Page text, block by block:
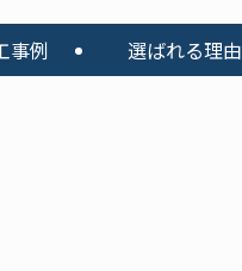
事例 選ばれる理由